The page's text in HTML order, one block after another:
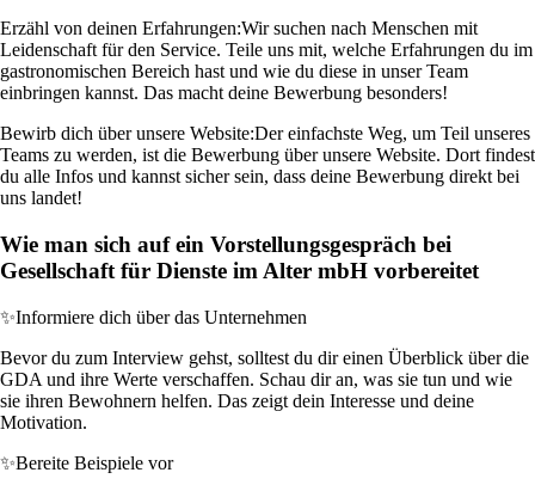
Erzähl von deinen Erfahrungen:Wir suchen nach Menschen mit
Leidenschaft für den Service. Teile uns mit, welche Erfahrungen du im
gastronomischen Bereich hast und wie du diese in unser Team
einbringen kannst. Das macht deine Bewerbung besonders!
Bewirb dich über unsere Website:Der einfachste Weg, um Teil unseres
Teams zu werden, ist die Bewerbung über unsere Website. Dort findest
du alle Infos und kannst sicher sein, dass deine Bewerbung direkt bei
uns landet!
Wie man sich auf ein Vorstellungsgespräch bei
Gesellschaft für Dienste im Alter mbH vorbereitet
✨Informiere dich über das Unternehmen
Bevor du zum Interview gehst, solltest du dir einen Überblick über die
GDA und ihre Werte verschaffen. Schau dir an, was sie tun und wie
sie ihren Bewohnern helfen. Das zeigt dein Interesse und deine
Motivation.
✨Bereite Beispiele vor